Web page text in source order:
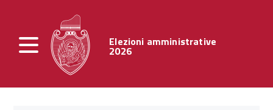
Elezioni amministrative
2026